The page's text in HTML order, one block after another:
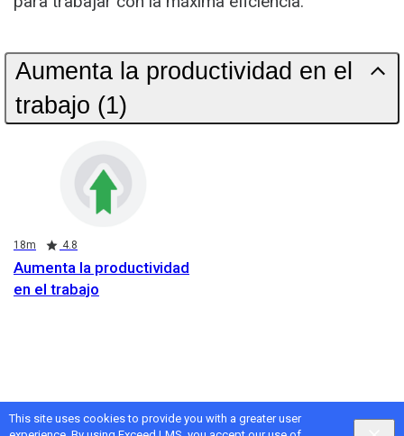
This site uses cookies to provide you with a greater user
Aumenta la productividad en el
trabajo (1)
Aumenta la productividad
en el trabajo
Duration
18m
Rating 4.8